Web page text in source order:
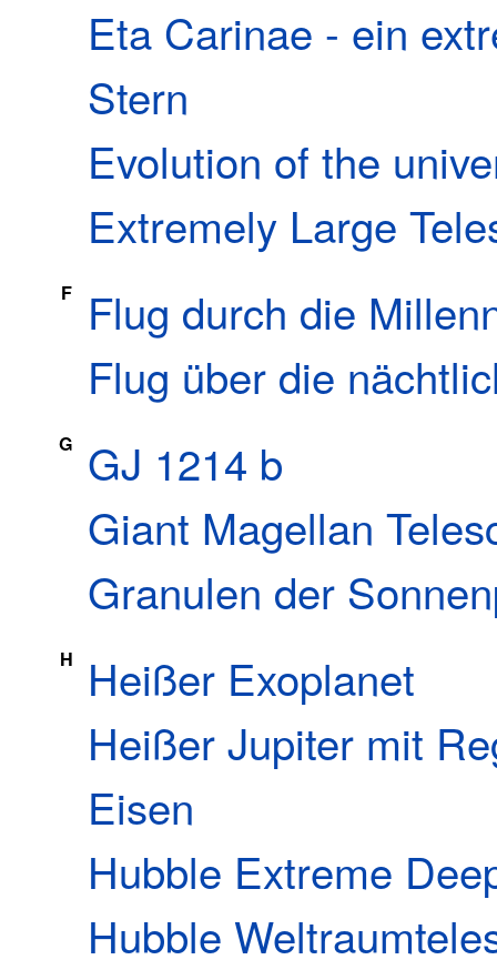
Eta Carinae - ein
Stern
Evolution of the
Extremely Large
F
Flug durch die
Flug über die
G
GJ 1214 b
Giant Magellan
Granulen der
H
Heißer Exoplanet
Heißer Jupiter mit
Eisen
Hubble Extreme
Hubble